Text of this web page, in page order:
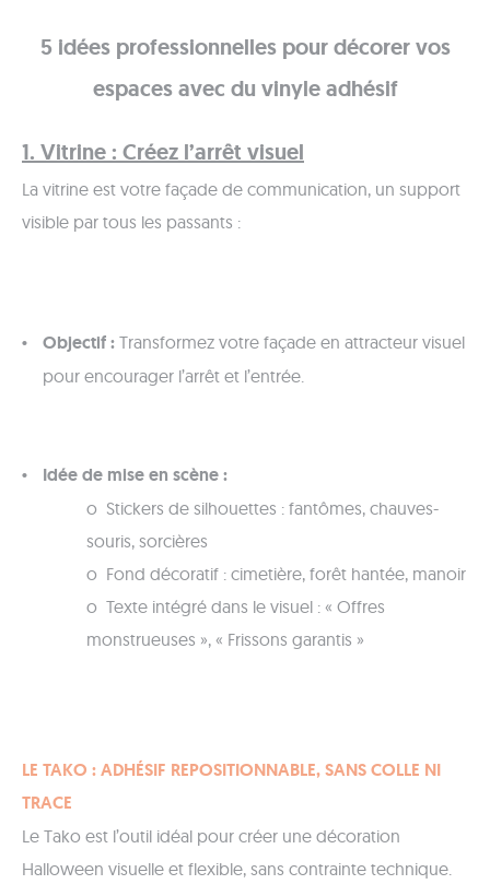
5 idées professionnelles pour décorer vos
espaces avec du vinyle adhésif
1. Vitrine : Créez l’arrêt visuel
La vitrine est votre façade de communication, un support
visible par tous les passants :
Objectif :Transformez votre façade en attracteur visuel
pour encourager l’arrêt et l’entrée.
Idée de mise en scène :
o Stickers de silhouettes : fantômes, chauves-
souris, sorcières
o Fond décoratif : cimetière, forêt hantée, manoir
o Texte intégré dans le visuel : « Offres
monstrueuses », « Frissons garantis »
LE TAKO : ADHÉSIF REPOSITIONNABLE, SANS COLLE NI
TRACE
Le Tako est l’outil idéal pour créer une décoration
Halloween visuelle et flexible, sans contrainte technique.